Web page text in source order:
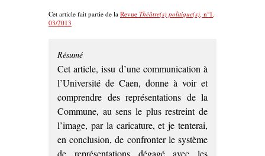
Cet article fait partie de la Revue Théâtre(s) politique(s) , n°1,
03/2013
Résumé
Cet article, issu d’une communication à
l’Université de Caen, donne à voir et
comprendre des représentations de la
Commune, au sens le plus restreint de
l’image, par la caricature, et je tenterai,
en conclusion, de confronter le système
de représentations dégagé avec les